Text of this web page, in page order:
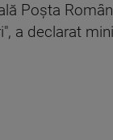
Poşta
a declarat